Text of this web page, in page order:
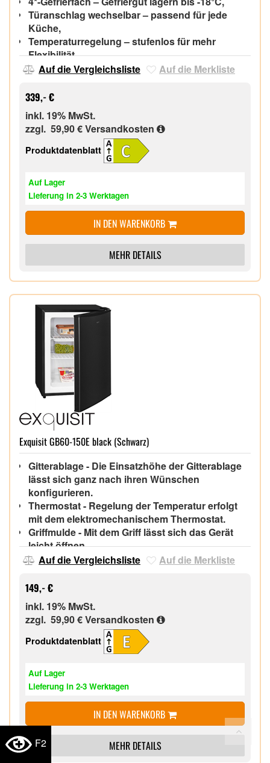
F2
Türanschlag wechselbar – passend für jede
Küche,
Temperaturregelung – stufenlos für mehr
Flexibilität,
Gefrierschubladen – transparent für einen
Auf die Vergleichsliste Auf die Merkliste
339,- €
inkl. 19% MwSt.
zzgl. 59,90 €Versandkosten
Produktdatenblatt
Auf Lager
Lieferung in 2-3 Werktagen
IN DEN WARENKORB
MEHR DETAILS
Exquisit GB60-150E black (Schwarz)
Gitterablage - Die Einsatzhöhe der Gitterablage
lässt sich ganz nach ihren Wünschen
konfigurieren.
Thermostat - Regelung der Temperatur erfolgt
mit dem elektromechanischem Thermostat.
Griffmulde - Mit dem Griff lässt sich das Gerät
leicht öffnen.,
Geräteabmessung (HxBxT): 63,0 x 47,5 x 46,0
Auf die Vergleichsliste Auf die Merkliste
149,- €
inkl. 19% MwSt.
zzgl. 59,90 €Versandkosten
Produktdatenblatt
Auf Lager
Lieferung in 2-3 Werktagen
IN DEN WARENKORB
MEHR DETAILS